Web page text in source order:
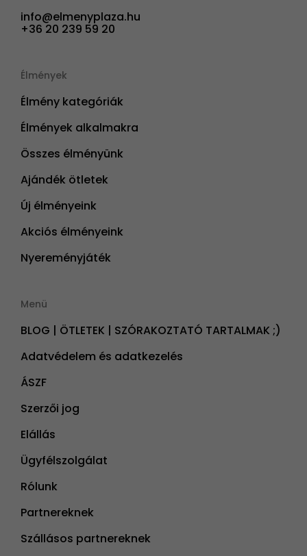
info@elmenyplaza.hu
+36 20 239 59 20
Élmények
Élmény kategóriák
Élmények alkalmakra
Összes élményünk
Ajándék ötletek
Új élményeink
Akciós élményeink
Nyereményjáték
Menü
BLOG | ÖTLETEK | SZÓRAKOZTATÓ TARTALMAK ;)
Adatvédelem és adatkezelés
ÁSZF
Szerzői jog
Elállás
Ügyfélszolgálat
Rólunk
Partnereknek
Szállásos partnereknek